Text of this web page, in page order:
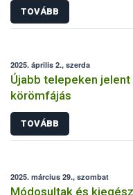
TOVÁBB
2025. április 2., szerda
Újabb telepeken
körömfájás
TOVÁBB
2025. március 29., szombat
Módosultak és